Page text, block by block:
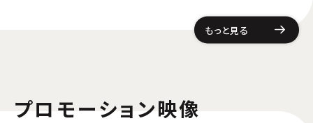
もっと見る
プロモーション映像